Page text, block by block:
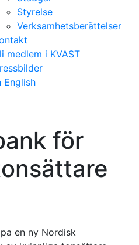
Styrelse
Verksamhetsberättelser
medlem i KVAST
English
för
en ny Nordisk